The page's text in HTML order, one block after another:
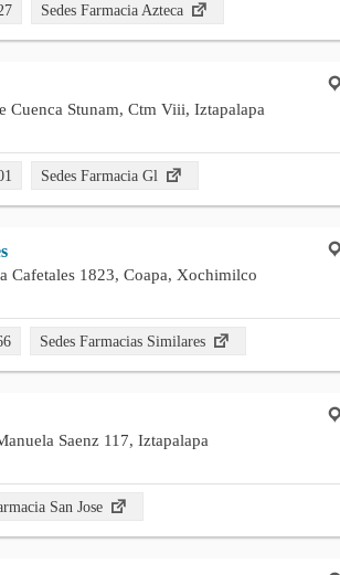
Sedes Farmacia Azteca
Cuenca Stunam, Ctm Viii, Iztapalapa
Sedes Farmacia Gl
Cafetales 1823, Coapa, Xochimilco
Sedes Farmacias Similares
Saenz 117, Iztapalapa
San Jose